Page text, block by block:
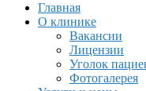
Главная
О клинике
Вакансии
Лицензии
Уголок
Фотогалерея